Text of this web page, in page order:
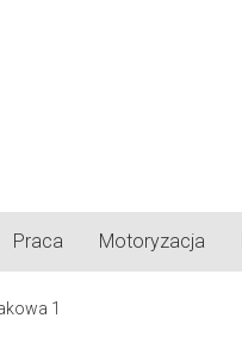
Praca Motoryzacja